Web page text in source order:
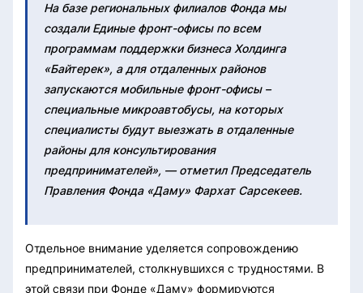
На базе региональных филиалов Фонда мы
создали Единые фронт-офисы по всем
программам поддержки бизнеса Холдинга
«Байтерек», а для отдаленных районов
запускаются мобильные фронт-офисы –
специальные микроавтобусы, на которых
специалисты будут выезжать в отдаленные
районы для консультирования
предпринимателей», — отметил Председатель
Правления Фонда «Даму» Фархат Сарсекеев.
Отдельное внимание уделяется сопровождению
предпринимателей, столкнувшихся с трудностями. В
этой связи при Фонде «Даму» формируются